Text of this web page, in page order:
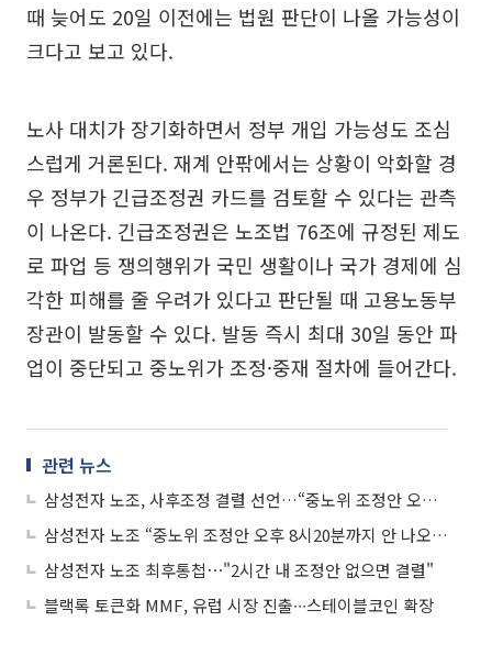
때 늦어도 20일 이전에는 법원 판단이 나올 가능성이
크다고 보고 있다.
노사 대치가 장기화하면서 정부 개입 가능성도 조심
스럽게 거론된다. 재계 안팎에서는 상황이 악화할 경
우 정부가 긴급조정권 카드를 검토할 수 있다는 관측
이 나온다. 긴급조정권은 노조법 76조에 규정된 제도
로 파업 등 쟁의행위가 국민 생활이나 국가 경제에 심
각한 피해를 줄 우려가 있다고 판단될 때 고용노동부
장관이 발동할 수 있다. 발동 즉시 최대 30일 동안 파
업이 중단되고 중노위가 조정·중재 절차에 들어간다.
관련 뉴스
삼성전자 노조, 사후조정 결렬 선언…“중노위 조정안 오히려 퇴보”
삼성전자 노조 “중노위 조정안 오후 8시20분까지 안 나오면 협의 종료”
삼성전자 노조 최후통첩⋯"2시간 내 조정안 없으면 결렬"
블랙록 토큰화 MMF, 유럽 시장 진출∙∙∙스테이블코인 확장